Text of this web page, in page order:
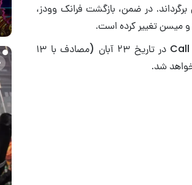
در ضمن، بازگشت فرانک وودز،
میسن تغییر کرده است.
در انتها، لازم به ذکر است بازی Call of Duty: Black Ops Cold War در تاریخ ۲۳ آبان (مصادف با ۱۳